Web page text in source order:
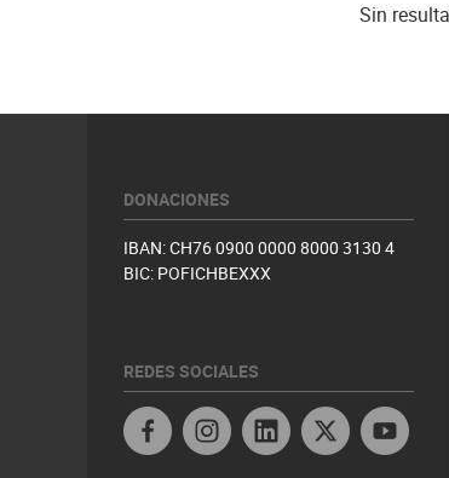
Sin
DONACIONES
IBAN: CH76 0900 0000 8000 3130 4
BIC: POFICHBEXXX
REDES SOCIALES
Linkedin Twitter